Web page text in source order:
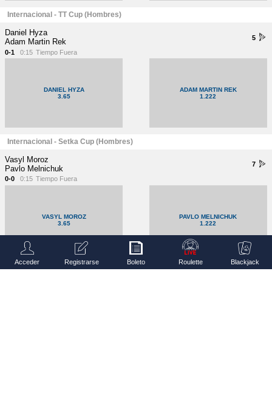
Internacional - TT Cup (Hombres)
5
Daniel Hyza
Adam Martin Rek
0-1 0:15 Tiempo Fuera
DANIEL HYZA
3.65
ADAM MARTIN REK
1.222
Internacional - Setka Cup (Hombres)
7
Vasyl Moroz
Pavlo Melnichuk
0-0 0:15 Tiempo Fuera
VASYL MOROZ
3.65
PAVLO MELNICHUK
1.222
Acceder Registrarse Boleto Roulette Blackjack